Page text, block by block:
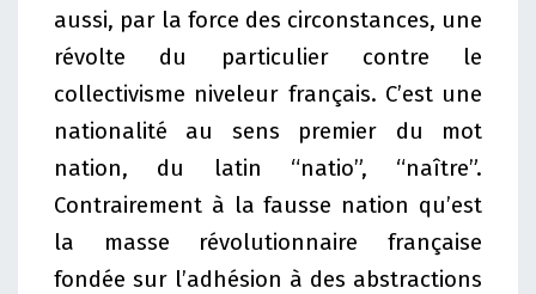
aussi, par la force des circonstances, une
révolte du particulier contre le
collectivisme niveleur français. C’est une
nationalité au sens premier du mot
nation, du latin “natio”, “naître”.
Contrairement à la fausse nation qu’est
la masse révolutionnaire française
fondée sur l’adhésion à des abstractions